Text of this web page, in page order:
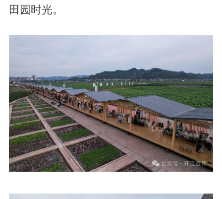
田园时光。